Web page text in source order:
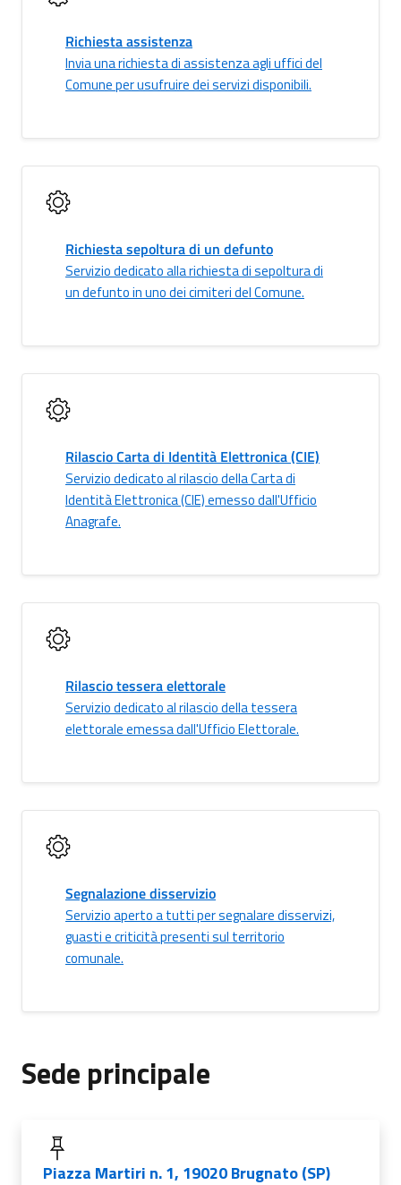
Richiesta assistenza
Invia una richiesta di assistenza agli uffici del
Comune per usufruire dei servizi disponibili.
Richiesta sepoltura di un defunto
Servizio dedicato alla richiesta di sepoltura di
un defunto in uno dei cimiteri del Comune.
Rilascio Carta di Identità Elettronica (CIE)
Servizio dedicato al rilascio della Carta di
Identità Elettronica (CIE) emesso dall'Ufficio
Anagrafe.
Rilascio tessera elettorale
Servizio dedicato al rilascio della tessera
elettorale emessa dall'Ufficio Elettorale.
Segnalazione disservizio
Servizio aperto a tutti per segnalare disservizi,
guasti e criticità presenti sul territorio
comunale.
Sede principale
Piazza Martiri n. 1, 19020 Brugnato (SP)